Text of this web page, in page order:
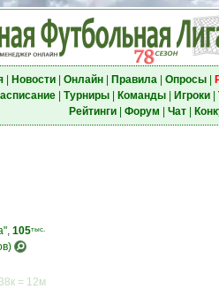
| Новости| Онлайн| Правила| Опросы|
| Турниры| Команды| Игроки|
Рейтинги| Форум Чат|
105тыс.
= 12м